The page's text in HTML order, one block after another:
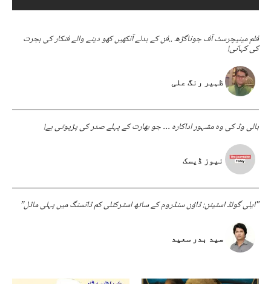
فلم مینیچرسٹ آف جوناگڑھ ..فن کے بدلے آنکھیں کھو دینے والے فنکار کی ہجرت
کی کہانی!
ظہیر رنگ علی
بالی وڈ کی وہ مشہور اداکارہ … جو بھارت کے پہلے صدر کی پڑپوتی ہے!
نیوز ڈیسک
"ایلی گولڈ اسٹیئن: ڈاؤن سنڈروم کے ساتھ اسٹرکٹلی کم ڈانسنگ میں پہلی ماڈل”
سید بدر سعید